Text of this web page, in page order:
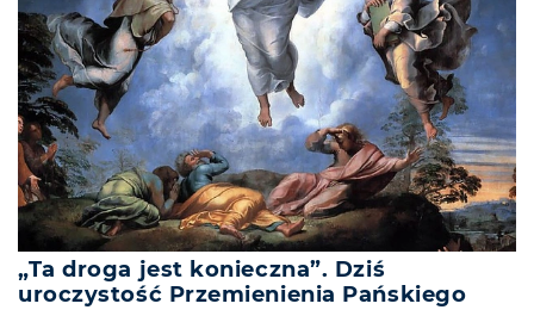
„Ta droga jest konieczna”. Dziś
uroczystość Przemienienia Pańskiego